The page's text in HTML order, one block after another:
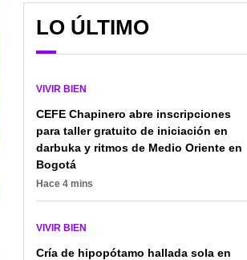
LO ÚLTIMO
VIVIR BIEN
CEFE Chapinero abre inscripciones
para taller gratuito de iniciación en
darbuka y ritmos de Medio Oriente en
Bogotá
Hace 4 mins
VIVIR BIEN
Cría de hipopótamo hallada sola en